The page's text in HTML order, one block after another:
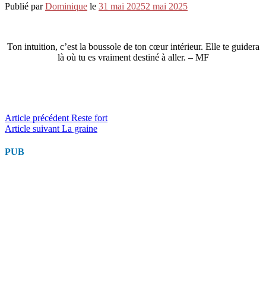
Publié parDominique le 31 mai 20252 mai 2025
Ton intuition, c’est la boussole de ton cœur intérieur. Elle te guidera
là où tu es vraiment destiné à aller. – MF
Lire
la
suite
Article précédent Reste fort
Article suivant La graine
PUB